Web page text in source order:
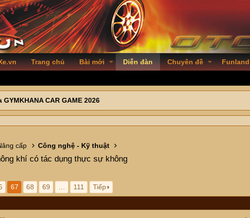
Trang chủ Bài mới Diễn đàn Chuyên đề Funland
CAR GAME 2026
cấp Công nghệ - Kỹ thuật
khí có tác dụng thực sự không
67 68 69 111 Tiếp